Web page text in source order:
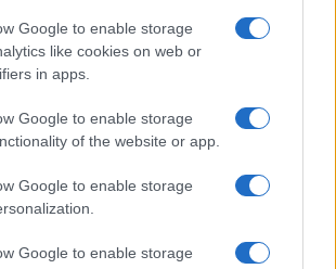
Google to enable storage
like cookies on web or
in apps.
Google to enable storage
of the website or app.
Google to enable storage
Google to enable storage
| Android Central
egyik leghasznosabb funkció, amely
a mindennapi használatot,
telefonokból továbbra is hiányzik.